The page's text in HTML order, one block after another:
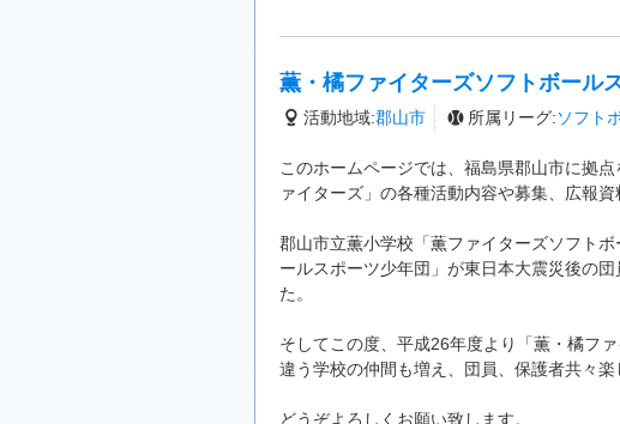
薫・橘ファイターズソフトボール
活動地域:郡山市 所属リーグ:ソフト
このホームページでは、福島県郡山市に拠
ァイターズ」の各種活動内容や募集、広報資
郡山市立薫小学校「薫ファイターズソフト
ールスポーツ少年団」が東日本大震災後の
た。
そしてこの度、平成26年度より「薫・橘フ
違う学校の仲間も増え、団員、保護者共々楽
どうぞよろしくお願い致します。